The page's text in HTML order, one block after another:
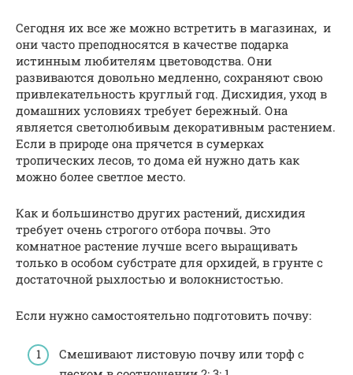
Сегодня их все же можно встретить в магазинах, и
они часто преподносятся в качестве подарка
истинным любителям цветоводства. Они
развиваются довольно медленно, сохраняют свою
привлекательность круглый год. Дисхидия, уход в
домашних условиях требует бережный. Она
является светолюбивым декоративным растением.
Если в природе она прячется в сумерках
тропических лесов, то дома ей нужно дать как
можно более светлое место.
Как и большинство других растений, дисхидия
требует очень строгого отбора почвы. Это
комнатное растение лучше всего выращивать
только в особом субстрате для орхидей, в грунте с
достаточной рыхлостью и волокнистостью.
Если нужно самостоятельно подготовить почву:
Смешивают листовую почву или торф с